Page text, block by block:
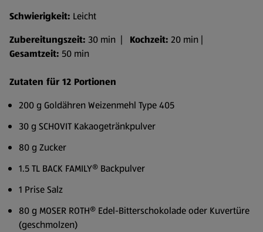
Schwierigkeit: Leicht
Zubereitungszeit: 30 min | Kochzeit: 20 min |
Gesamtzeit: 50 min
Zutaten für 12 Portionen
200 g Goldähren Weizenmehl Type 405
30 g SCHOVIT Kakaogetränkpulver
80 g Zucker
1.5 TL BACK FAMILY® Backpulver
1 Prise Salz
80 g MOSER ROTH® Edel-Bitterschokolade oder Kuvertüre
(geschmolzen)